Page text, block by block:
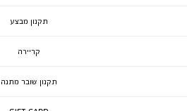
תקנון מבצע
קריירה
תקנון שובר מתנה